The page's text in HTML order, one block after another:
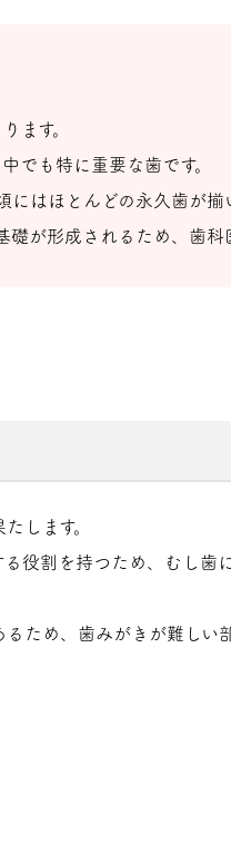
ます。
でも特に重要な歯です。
はほとんどの永久歯が揃
が形成されるため、歯科
します。
役割を持つため、むし歯
ため、歯みがきが難しい部